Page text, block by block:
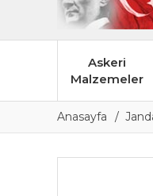
Askeri
Malzemeler
Anasayfa